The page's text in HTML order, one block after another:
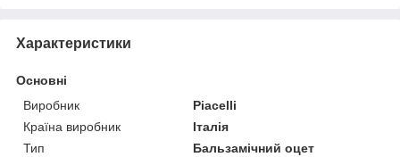
Характеристики
Основні
Виробник
Piacelli
Країна виробник
Італія
Тип
Бальзамічний оцет